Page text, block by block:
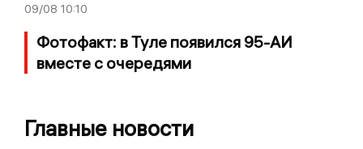
09/08 10:10
Фотофакт: в Туле появился 95-АИ
вместе с очередями
Главные новости